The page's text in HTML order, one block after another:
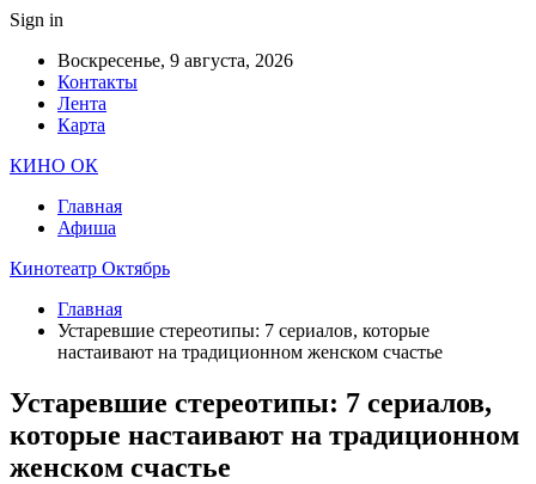
Sign in
Воскресенье, 9 августа, 2026
Контакты
Лента
Карта
КИНО ОК
Главная
Афиша
Кинотеатр Октябрь
Главная
Устаревшие стереотипы: 7 сериалов, которые
настаивают на традиционном женском счастье
Устаревшие стереотипы: 7 сериалов,
которые настаивают на традиционном
женском счастье